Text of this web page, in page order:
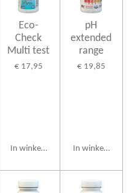
Eco-
Check
Multi test
€ 17,95
In winkelwagen
pH
extended
range
€ 19,85
In winkelwagen